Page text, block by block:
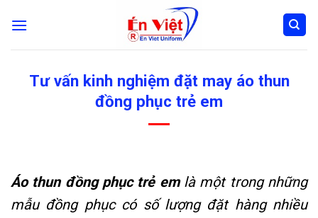
Tư vấn kinh nghiệm đặt may áo thun
đồng phục trẻ em
Áo thun đồng phục trẻ emlà một trong những
mẫu đồng phục có số lượng đặt hàng nhiều